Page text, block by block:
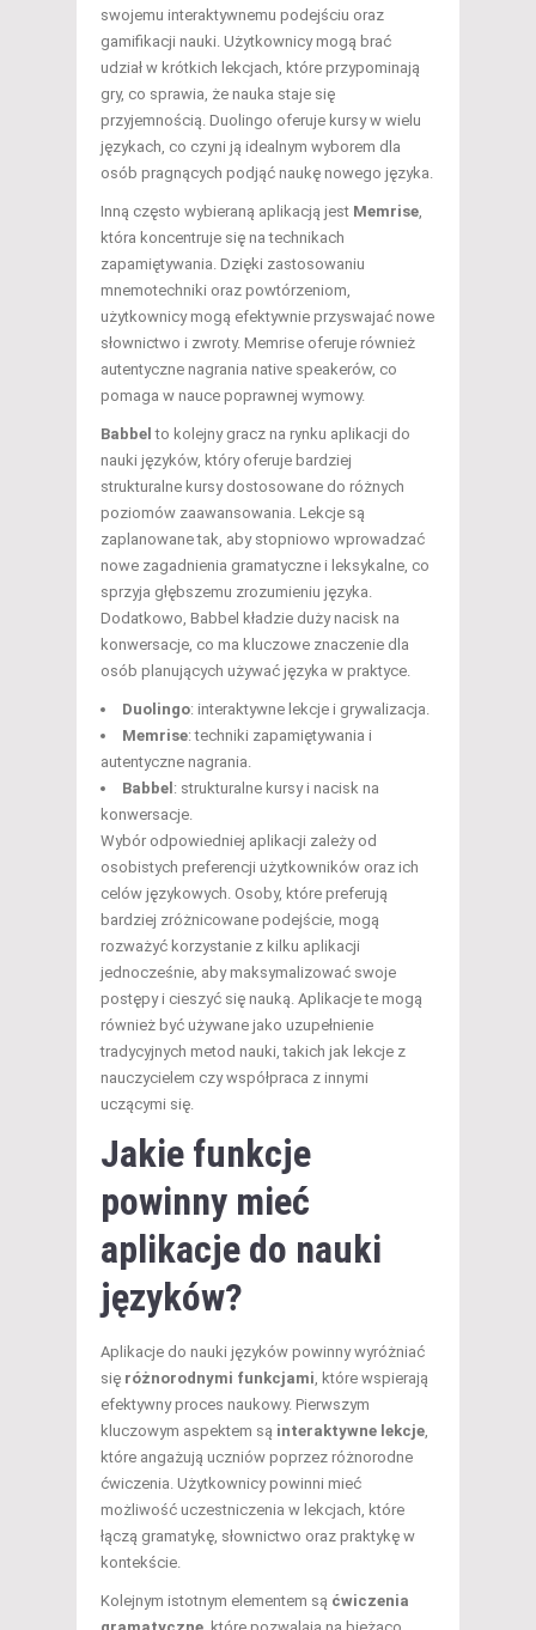
swojemu interaktywnemu podejściu oraz
gamifikacji nauki. Użytkownicy mogą brać
udział w krótkich lekcjach, które przypominają
gry, co sprawia, że nauka staje się
przyjemnością. Duolingo oferuje kursy w wielu
językach, co czyni ją idealnym wyborem dla
osób pragnących podjąć naukę nowego języka.
Inną często wybieraną aplikacją jest Memrise,
która koncentruje się na technikach
zapamiętywania. Dzięki zastosowaniu
mnemotechniki oraz powtórzeniom,
użytkownicy mogą efektywnie przyswajać nowe
słownictwo i zwroty. Memrise oferuje również
autentyczne nagrania native speakerów, co
pomaga w nauce poprawnej wymowy.
Babbel to kolejny gracz na rynku aplikacji do
nauki języków, który oferuje bardziej
strukturalne kursy dostosowane do różnych
poziomów zaawansowania. Lekcje są
zaplanowane tak, aby stopniowo wprowadzać
nowe zagadnienia gramatyczne i leksykalne, co
sprzyja głębszemu zrozumieniu języka.
Dodatkowo, Babbel kładzie duży nacisk na
konwersacje, co ma kluczowe znaczenie dla
osób planujących używać języka w praktyce.
Duolingo: interaktywne lekcje i grywalizacja.
Memrise: techniki zapamiętywania i
autentyczne nagrania.
Babbel : strukturalne kursy i nacisk na
konwersacje.
Wybór odpowiedniej aplikacji zależy od
osobistych preferencji użytkowników oraz ich
celów językowych. Osoby, które preferują
bardziej zróżnicowane podejście, mogą
rozważyć korzystanie z kilku aplikacji
jednocześnie, aby maksymalizować swoje
postępy i cieszyć się nauką. Aplikacje te mogą
również być używane jako uzupełnienie
tradycyjnych metod nauki, takich jak lekcje z
nauczycielem czy współpraca z innymi
uczącymi się.
Jakie funkcje
powinny mieć
aplikacje do nauki
języków?
Aplikacje do nauki języków powinny wyróżniać
się różnorodnymi funkcjami, które wspierają
efektywny proces naukowy. Pierwszym
kluczowym aspektem są interaktywne lekcje,
które angażują uczniów poprzez różnorodne
ćwiczenia. Użytkownicy powinni mieć
możliwość uczestniczenia w lekcjach, które
łączą gramatykę, słownictwo oraz praktykę w
kontekście.
Kolejnym istotnym elementem są ćwiczenia